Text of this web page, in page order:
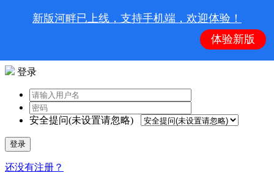
新版河畔已上线，支持手机端，欢迎体验！
体验新版
登录
安全提问(未设置请忽略)
登录
还没有注册？